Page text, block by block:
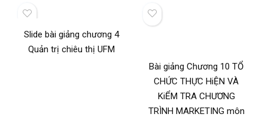
Slide bài giảng chương 4
Quản trị chiêu thị UFM
Bài giảng Chương 10 TỔ
CHỨC THỰC HiỆN VÀ
KiỂM TRA CHƯƠNG
TRÌNH MARKETING môn